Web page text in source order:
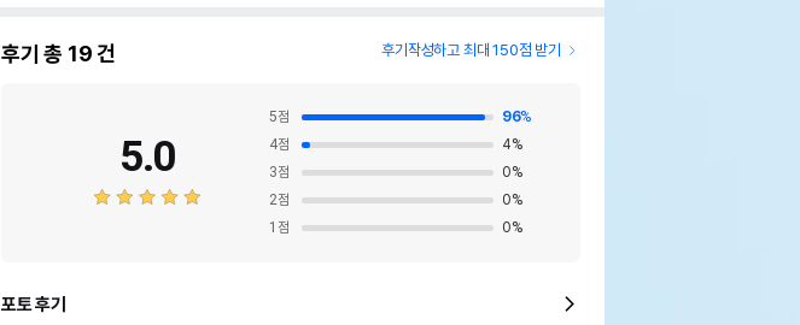
후기 총 19건 후기작성하고 최대 150점 받기
5.0
5점 96%
4점 4%
3점 0%
2점 0%
1 점 0%
포토 후기